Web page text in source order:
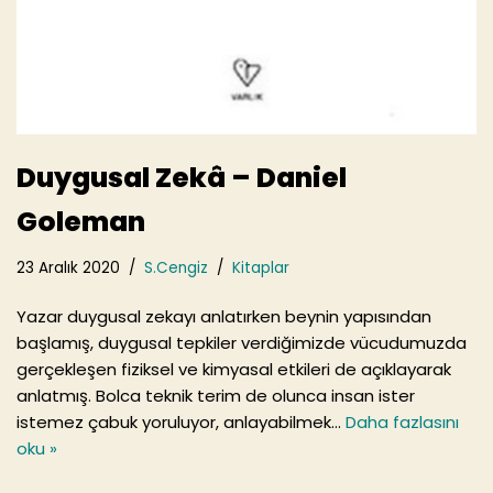
Duygusal Zekâ – Daniel
Goleman
23 Aralık 2020 S.Cengiz Kitaplar
Yazar duygusal zekayı anlatırken beynin yapısından
başlamış, duygusal tepkiler verdiğimizde vücudumuzda
gerçekleşen fiziksel ve kimyasal etkileri de açıklayarak
anlatmış. Bolca teknik terim de olunca insan ister
istemez çabuk yoruluyor, anlayabilmek… Daha fazlasını
oku »